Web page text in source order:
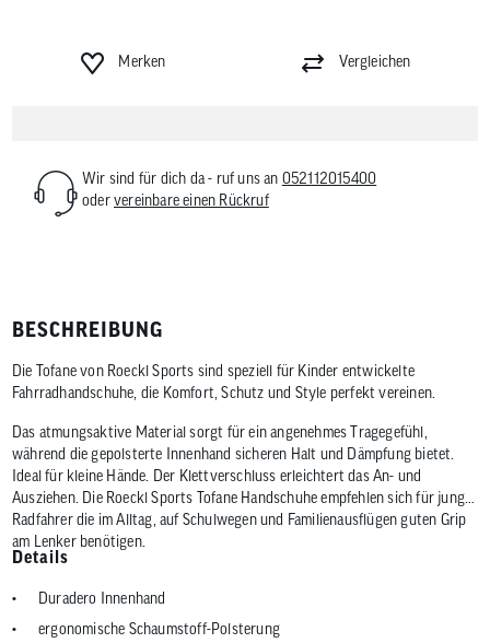
Merken Vergleichen
Wir sind für dich da - ruf uns an 052112015400
odervereinbare einen Rückruf
BESCHREIBUNG
Die Tofane von Roeckl Sports sind speziell für Kinder entwickelte
Fahrradhandschuhe, die Komfort, Schutz und Style perfekt vereinen.
Das atmungsaktive Material sorgt für ein angenehmes Tragegefühl,
während die gepolsterte Innenhand sicheren Halt und Dämpfung bietet.
Ideal für kleine Hände. Der Klettverschluss erleichtert das An- und
Ausziehen. Die Roeckl Sports Tofane Handschuhe empfehlen sich für junge
Radfahrer die im Alltag, auf Schulwegen und Familienausflügen guten Grip
am Lenker benötigen.
Details
Duradero Innenhand
ergonomische Schaumstoff-Polsterung